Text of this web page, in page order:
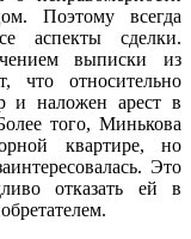
Поэтому всегда
аспекты сделки.
выписки из
что относительно
и наложен арест в
того, Минькова
квартире, но
Это
отказать ей в